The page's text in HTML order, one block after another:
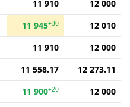
11 910
12 000
11 945+30
12 010
11 910
12 000
11 558.17
12 273.11
11 900+20
12 000